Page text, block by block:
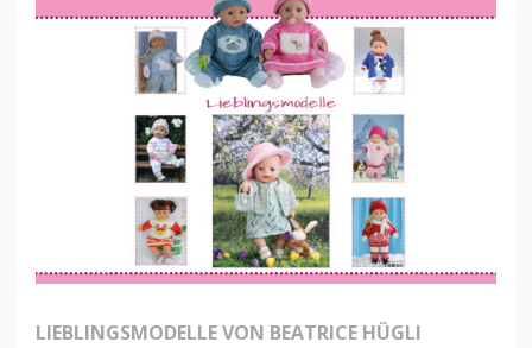
LIEBLINGSMODELLE VON BEATRICE HÜGLI